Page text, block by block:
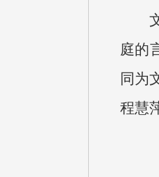
庭的
同为
程慧